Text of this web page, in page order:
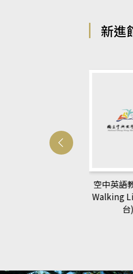
新進
空中英語
Walking
台)